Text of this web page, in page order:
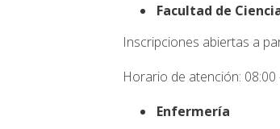
Facultad de
Inscripciones abiertas a
Horario de atención: 08:00
Enfermería